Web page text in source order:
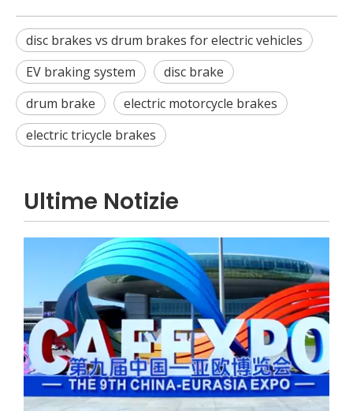
disc brakes vs drum brakes for electric vehicles
EV braking system
disc brake
drum brake
electric motorcycle brakes
electric tricycle brakes
Ultime Notizie
Confronta i risciò elettrici con i tricicli elettrici per